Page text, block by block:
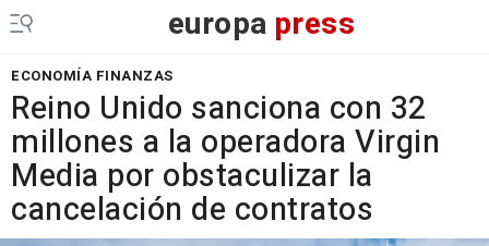
europa press
ECONOMÍA FINANZAS
Reino Unido sanciona con 32
millones a la operadora Virgin
Media por obstaculizar la
cancelación de contratos